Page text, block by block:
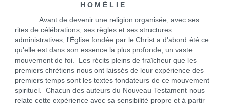
H O M É L I E
Avant de devenir une religion organisée, avec ses
rites de célébrations, ses règles et ses structures
administratives, l'Église fondée par le Christ a d'abord été ce
qu'elle est dans son essence la plus profonde, un vaste
mouvement de foi. Les récits pleins de fraîcheur que les
premiers chrétiens nous ont laissés de leur expérience des
premiers temps sont les textes fondateurs de ce mouvement
spirituel. Chacun des auteurs du Nouveau Testament nous
relate cette expérience avec sa sensibilité propre et à partir